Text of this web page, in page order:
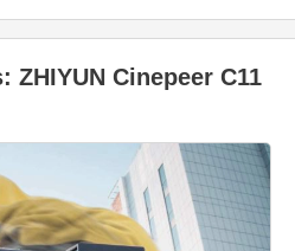
ZHIYUN Cinepeer C11